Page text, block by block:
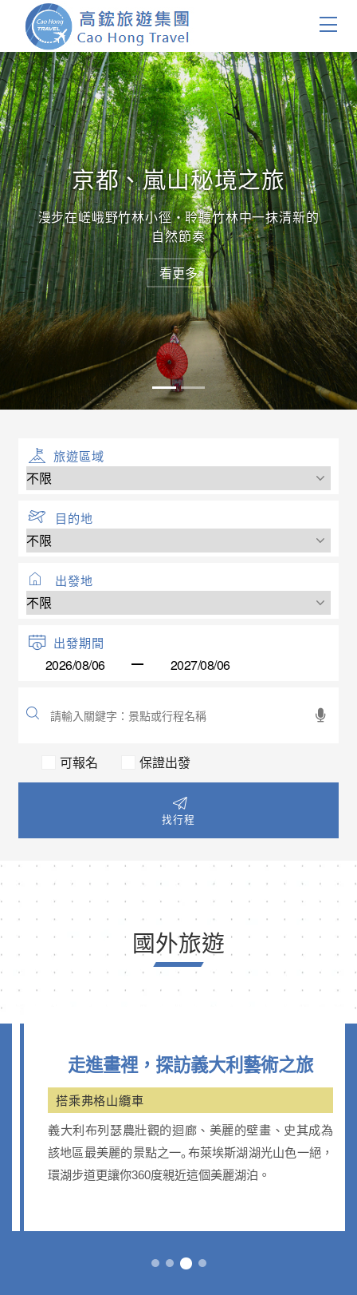
首頁
團體旅遊
國內旅遊
證件簽證
關於我們
客製服務
會員登入
京都、嵐山秘境之旅
漫步在嵯峨野竹林小徑・聆聽竹林中一抹清新的
自然節奏
看更多
旅遊區域
目的地
出發地
出發期間
可報名 保證出發
找行程
國外旅遊
走進畫裡，探訪義大利藝術之旅
搭乘弗格山纜車
義大利布列瑟農壯觀的迴廊、美麗的壁畫、史其成為
該地區最美麗的景點之一｡布萊埃斯湖湖光山色一絕，
環湖步道更讓你360度親近這個美麗湖泊。